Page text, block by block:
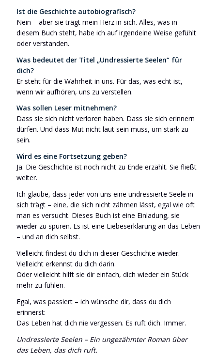
Ist die Geschichte autobiografisch?
Nein – aber sie trägt mein Herz in sich. Alles, was in
diesem Buch steht, habe ich auf irgendeine Weise gefühlt
oder verstanden.
Was bedeutet der Titel „Undressierte Seelen“ für
dich?
Er steht für die Wahrheit in uns. Für das, was echt ist,
wenn wir aufhören, uns zu verstellen.
Was sollen Leser mitnehmen?
Dass sie sich nicht verloren haben. Dass sie sich erinnern
dürfen. Und dass Mut nicht laut sein muss, um stark zu
sein.
Wird es eine Fortsetzung geben?
Ja. Die Geschichte ist noch nicht zu Ende erzählt. Sie fließt
weiter.
Ich glaube, dass jeder von uns eine undressierte Seele in
sich trägt – eine, die sich nicht zähmen lässt, egal wie oft
man es versucht. Dieses Buch ist eine Einladung, sie
wieder zu spüren. Es ist eine Liebeserklärung an das Leben
– und an dich selbst.
Vielleicht findest du dich in dieser Geschichte wieder.
Vielleicht erkennst du dich darin.
Oder vielleicht hilft sie dir einfach, dich wieder ein Stück
mehr zu fühlen.
Egal, was passiert – ich wünsche dir, dass du dich
erinnerst:
Das Leben hat dich nie vergessen. Es ruft dich. Immer.
Undressierte Seelen – Ein ungezähmter Roman über
das Leben, das dich ruft.